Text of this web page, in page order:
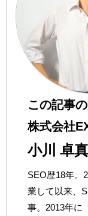
この記事
株式会社
小川 卓真
SEO歴18年。
業して以来、
事。2013年に